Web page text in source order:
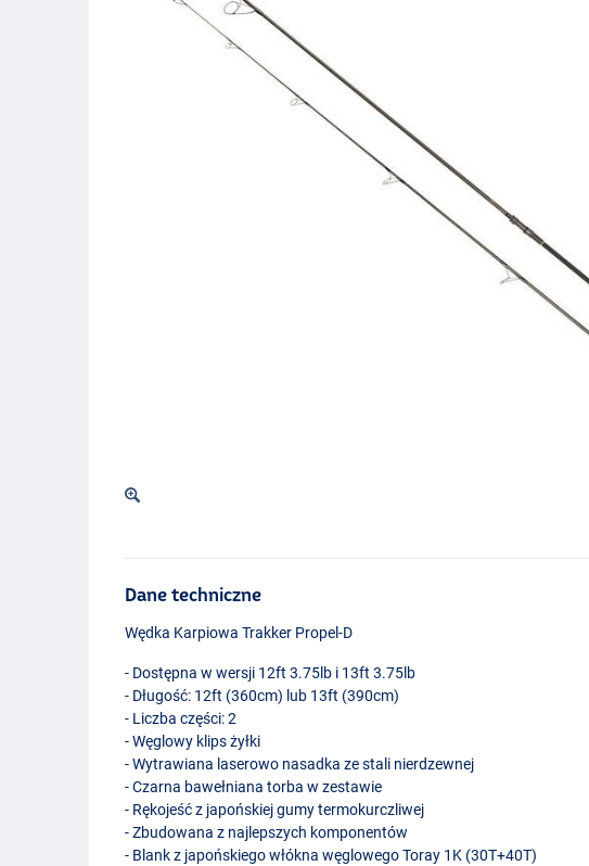
Dane techniczne
Wędka Karpiowa Trakker Propel-D
- Dostępna w wersji 12ft 3.75lb i 13ft 3.75lb
- Długość: 12ft (360cm) lub 13ft (390cm)
- Liczba części: 2
- Węglowy klips żyłki
- Wytrawiana laserowo nasadka ze stali nierdzewnej
- Czarna bawełniana torba w zestawie
- Rękojeść z japońskiej gumy termokurczliwej
- Zbudowana z najlepszych komponentów
- Blank z japońskiego włókna węglowego Toray 1K (30T+40T)